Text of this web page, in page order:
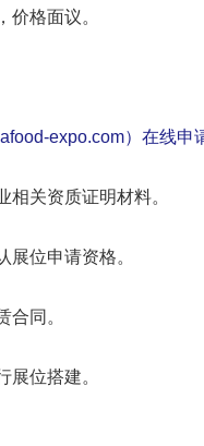
价格面议。
expo.com）在线申
关资质证明材料。
展位申请资格。
合同。
展位搭建。